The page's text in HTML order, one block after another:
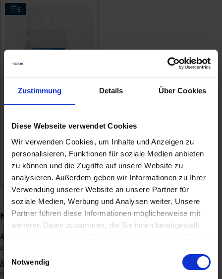
Zustimmung Details Über Cookies
Diese Webseite verwendet Cookies
Wir verwenden Cookies, um Inhalte und Anzeigen zu
personalisieren, Funktionen für soziale Medien anbieten
zu können und die Zugriffe auf unsere Website zu
analysieren. Außerdem geben wir Informationen zu Ihrer
Verwendung unserer Website an unsere Partner für
soziale Medien, Werbung und Analysen weiter. Unsere
Partner führen diese Informationen möglicherweise mit
weiteren Daten zusammen, die Sie ihnen bereitgestellt
haben oder die sie im Rahmen Ihrer Nutzung der Dienste
Notwendig
5
Versandkosten
19,40 € /1 kg
ZUM PRODUKT
Notfallzulassung B
Aufwandmenge:
2,25 kg/ha Funguran Progress
Anwendungszeitpunkt:
02.06. bis 29.09.2023